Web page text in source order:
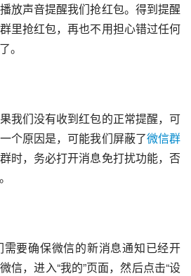
放声音提醒我们抢红包。得到提醒
里抢红包，再也不用担心错过任何
。
我们没有收到红包的正常提醒，可
个原因是，可能我们屏蔽了微信群
时，务必打开消息免打扰功能，否
要确保微信的新消息通知已经开
信，进入“我的”页面，然后点击“设